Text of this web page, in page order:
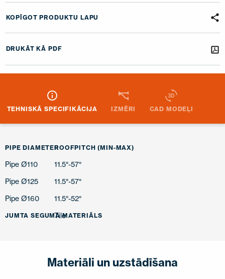
KOPĪGOT PRODUKTU LAPU
DRUKĀT KĀ PDF
TEHNISKĀ SPECIFIKĀCIJA IZMĒRI CAD MODEĻI
PIPE DIAMETERROOFPITCH (MIN-MAX)
Pipe Ø110
11.5°-57°
Pipe Ø125
11.5°-57°
Pipe Ø160
11.5°-52°
JUMTA SEGUMA MATERIĀLS
Tile
Materiāli un uzstādīšana